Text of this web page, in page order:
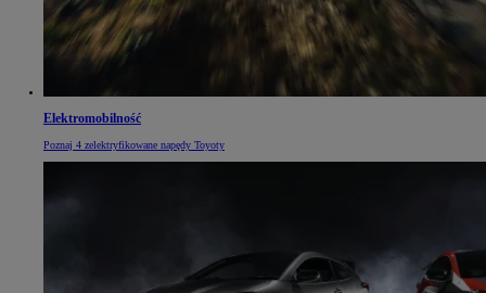
Elektromobilność
Poznaj 4 zelektryfikowane napędy Toyoty